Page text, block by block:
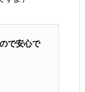
で安心で